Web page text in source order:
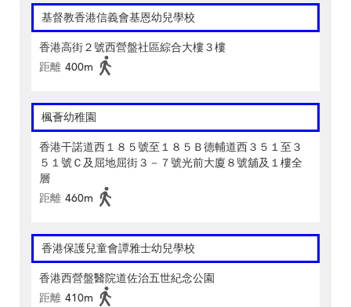
基督教香港信義會基恩幼兒學校
香港高街２號西營盤社區綜合大樓３樓
距離 400m
楓薈幼稚園
香港干諾道西１８５號至１８５Ｂ德輔道西３５１至３
５１號Ｃ及屈地屈街３－７號光前大廈８號舖及１樓全
層
距離 460m
香港保護兒童會譚雅士幼兒學校
香港西營盤醫院道佐治五世紀念公園
距離 410m